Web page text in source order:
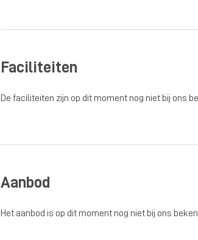
Faciliteiten
De faciliteiten zijn op dit moment nog niet bij ons
Aanbod
Het aanbod is op dit moment nog niet bij ons